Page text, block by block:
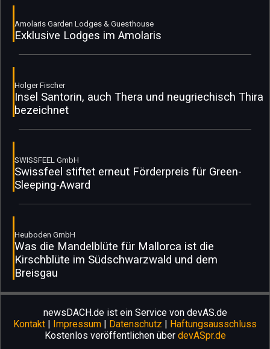
Amolaris Garden Lodges & Guesthouse
Exklusive Lodges im Amolaris
Holger Fischer
Insel Santorin, auch Thera und neugriechisch Thira
bezeichnet
SWISSFEEL GmbH
Swissfeel stiftet erneut Förderpreis für Green-
Sleeping-Award
Heuboden GmbH
Was die Mandelblüte für Mallorca ist die
Kirschblüte im Südschwarzwald und dem
Breisgau
newsDACH.de ist ein Service von devAS.de
Kontakt | Impressum | Datenschutz | Haftungsausschluss
Kostenlos veröffentlichen über devASpr.de